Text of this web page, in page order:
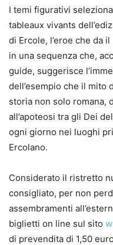
I temi figurativi
tableaux vivants
di Ercole, l’eroe che da
in una sequenza che,
guide, suggerisce
dell’esempio che il mito
storia non solo romana,
all’apoteosi tra gli Dei
ogni giorno nei luoghi
Ercolano.
Considerato il ristretto
consigliato, per non
assembramenti
biglietti on line sul sito
di prevendita di 1,50